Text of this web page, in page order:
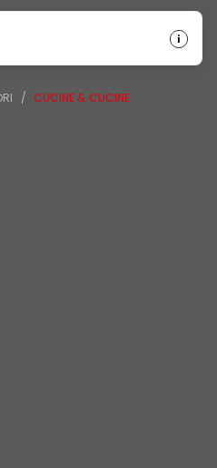
/ CUCINE & CUCINE